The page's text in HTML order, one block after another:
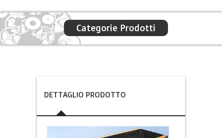
Categorie Prodotti
DETTAGLIO PRODOTTO